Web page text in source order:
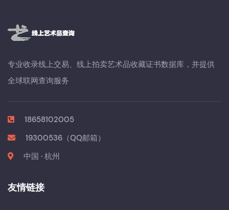
专业收录线上交易、线上拍卖艺术品收藏证书数据库，并提供
全球联网查询服务
18658102005
19300536（QQ邮箱）
中国 · 杭州
友情链接